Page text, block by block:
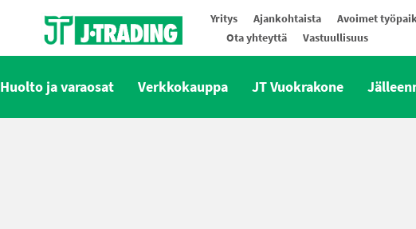
Yritys Ajankohtaista Avoimet
Ota yhteyttä
Vastuullisuus
Huolto ja varaosat Verkkokauppa JT Vuokrakone